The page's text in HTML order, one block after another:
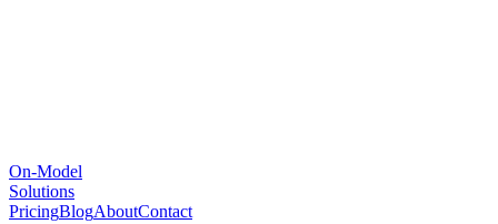
On-Model
Solutions
PricingBlogAboutContact